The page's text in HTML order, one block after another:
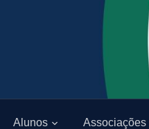
Alunos Associações